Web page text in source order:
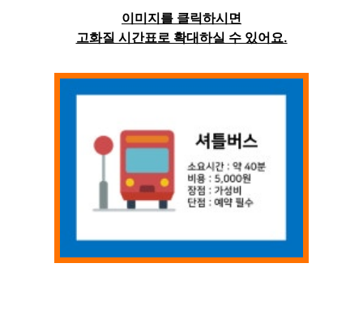
이미지를 클릭하시면
고화질 시간표로 확대하실 수 있어요.